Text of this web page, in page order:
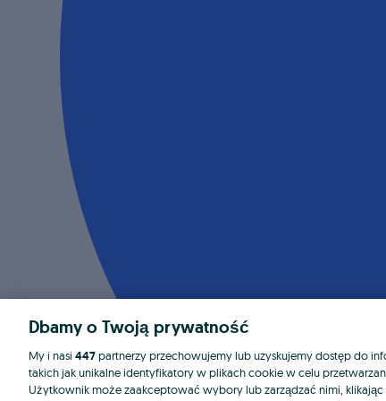
Dbamy o Twoją prywatność
My i nasi 447partnerzy przechowujemy lub uzyskujemy dostęp do
takich jak unikalne identyfikatory w plikach cookie w celu
Użytkownik może zaakceptować wybory lub zarządzać nimi,